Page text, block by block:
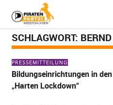
SCHLAGWORT:
PRESSEMITTEILUNG
Bildungseinrichtungen in den
„Harten Lockdown“